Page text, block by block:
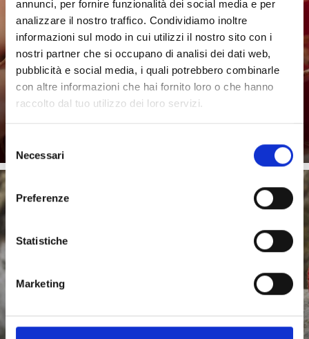
annunci, per fornire funzionalità dei social media e per
analizzare il nostro traffico. Condividiamo inoltre
informazioni sul modo in cui utilizzi il nostro sito con i
nostri partner che si occupano di analisi dei dati web,
pubblicità e social media, i quali potrebbero combinarle
con altre informazioni che hai fornito loro o che hanno
raccolto dal tuo utilizzo dei loro servizi.
del
consenso
Necessari
Preferenze
Statistiche
Marketing
Lo speck e i salumi affumicati di Laces e Val Martello è
sono tra i prodotti più noti e amati della regione.
Vengono ...
Saperne di più